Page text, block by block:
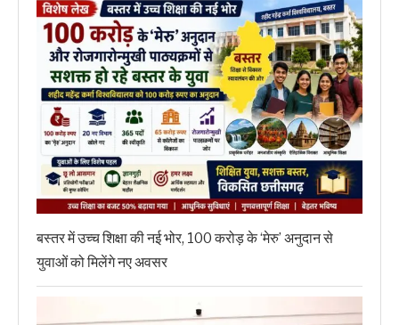
बस्तर में उच्च शिक्षा की नई भोर, 100 करोड़ के ‘मेरु’ अनुदान से
युवाओं को मिलेंगे नए अवसर